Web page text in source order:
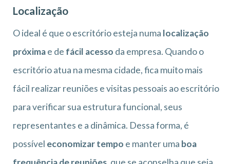
Localização
O ideal é que o escritório esteja numa localização
próximae de fácil acesso da empresa. Quando o
escritório atua na mesma cidade, fica muito mais
fácil realizar reuniões e visitas pessoais ao escritório
para verificar sua estrutura funcional, seus
representantes e a dinâmica. Dessa forma, é
possível economizar tempo e manter uma boa